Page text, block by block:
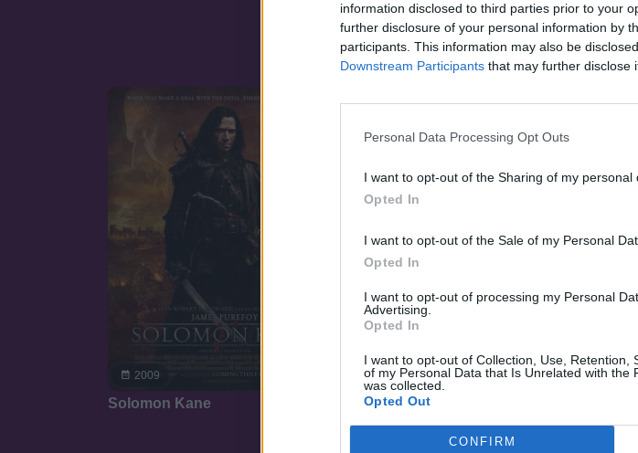
information disclosed to third parties prior to your
further disclosure of your personal information by
participants. This information may also be
Downstream Participants that may further disclose
Personal Data Processing Opt Outs
I want to opt-out of the Sharing of my personal
Opted In
I want to opt-out of the Sale of my Personal
Opted In
I want to opt-out of processing my Personal
Advertising.
Opted In
I want to opt-out of Collection, Use, Retention,
of my Personal Data that Is Unrelated with the
was collected.
Opted Out
CONFIRM
Hasonló teljes
2009
Solomon Kane
2008
Démontanya Avagy ki engedte ki
a szellemeket?